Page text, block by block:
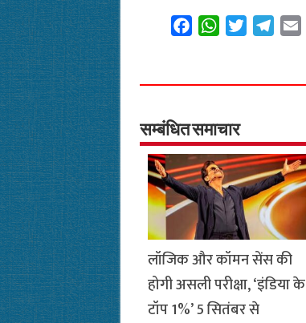
e
o
o
k
W
t
A
p
p
t
r
e
a
m
i
सम्बंधित समाचार
लॉजिक और कॉमन सेंस की
होगी असली परीक्षा, ‘इंडिया के
टॉप 1%’ 5 सितंबर से